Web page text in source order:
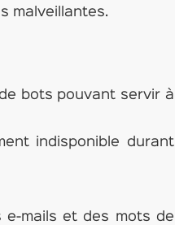
malveillantes.
bots pouvant servir à
indisponible durant
e-mails et des mots de